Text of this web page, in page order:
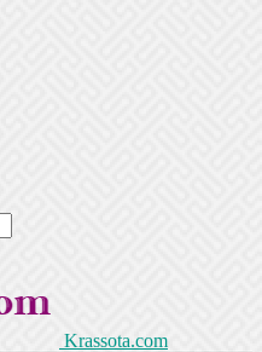
Krassota.com